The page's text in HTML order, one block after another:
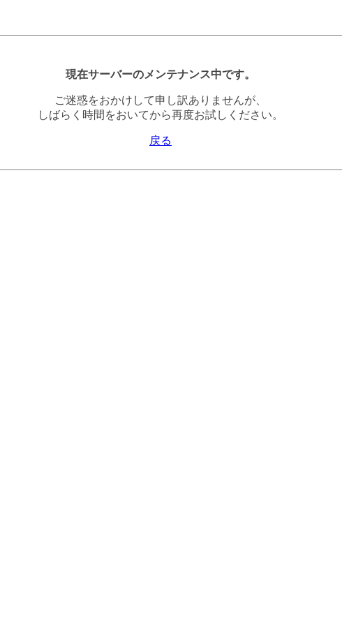
現在サーバーのメンテナンス中です。
ご迷惑をおかけして申し訳ありませんが、
しばらく時間をおいてから再度お試しください。
戻る